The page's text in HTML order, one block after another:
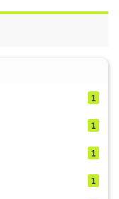
1
1
1
1